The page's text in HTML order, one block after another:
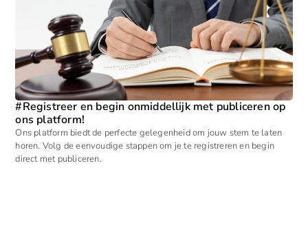
#Registreer en begin onmiddellijk met publiceren op
ons platform!
Ons platform biedt de perfecte gelegenheid om jouw stem te laten
horen. Volg de eenvoudige stappen om je te registreren en begin
direct met publiceren.